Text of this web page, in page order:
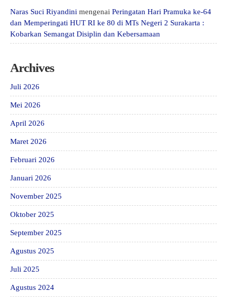
Naras Suci Riyandini mengenai Peringatan Hari Pramuka ke-64
dan Memperingati HUT RI ke 80 di MTs Negeri 2 Surakarta :
Kobarkan Semangat Disiplin dan Kebersamaan
Archives
Juli 2026
Mei 2026
April 2026
Maret 2026
Februari 2026
Januari 2026
November 2025
Oktober 2025
September 2025
Agustus 2025
Juli 2025
Agustus 2024